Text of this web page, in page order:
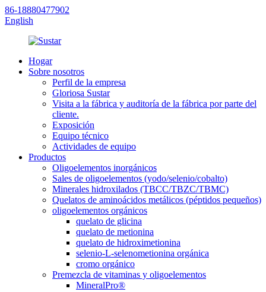
86-18880477902
English
Hogar
Sobre nosotros
Perfil de la empresa
Gloriosa Sustar
Visita a la fábrica y auditoría de la fábrica por parte del
cliente.
Exposición
Equipo técnico
Actividades de equipo
Productos
Oligoelementos inorgánicos
Sales de oligoelementos (yodo/selenio/cobalto)
Minerales hidroxilados (TBCC/TBZC/TBMC)
Quelatos de aminoácidos metálicos (péptidos pequeños)
oligoelementos orgánicos
quelato de glicina
quelato de metionina
quelato de hidroximetionina
selenio-L-selenometionina orgánica
cromo orgánico
Premezcla de vitaminas y oligoelementos
MineralPro®